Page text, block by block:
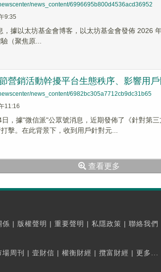
news_content/6996695b800d4536acd36952
9:35
，據以太坊基金會博客，以太坊基金會發佈 2026
（聚焦原...
營銷活動幹擾平台生態秩序、影響用
news_content/6982bc305a7712cb9dc31b65
11:16
日，據"微信派"公眾號消息，近期發佈了《針對第
擊。在此背景下，收到用戶針對元...
查看更多
係 | 版權聲明 | 重要聲明 | 私隱政策 | 聯絡我們
周刊 | 壹財信 | 權衡財經 | 攬富財經 | 更多...